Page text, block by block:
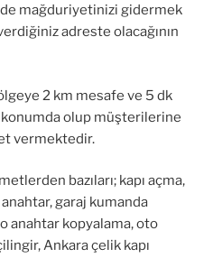
mağduriyetinizi gidermek
adreste olacağının
2 km mesafe ve 5 dk
konumda olup müşterilerine
vermektedir.
bazıları; kapı açma,
garaj kumanda
anahtar kopyalama, oto
Ankara çelik kapı